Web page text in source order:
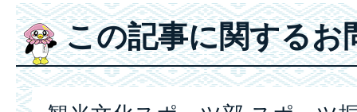
この記事に関するお